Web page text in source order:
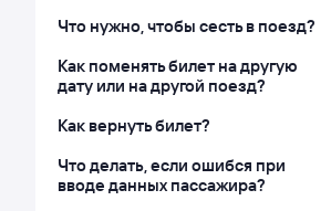
Что нужно, чтобы сесть в поезд?
Как поменять билет на другую
дату или на другой поезд?
Как вернуть билет?
Что делать, если ошибся при
вводе данных пассажира?